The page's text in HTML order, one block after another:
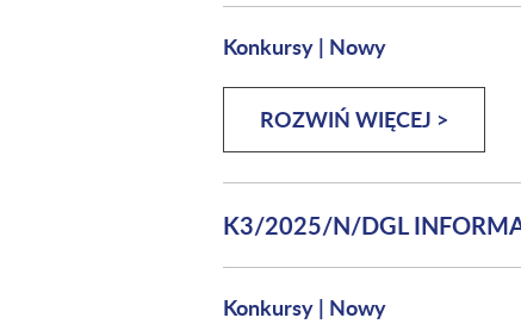
Konkursy| Nowy
ROZWIŃ WIĘCEJ >
K3/2025/N/DGL
Konkursy| Nowy